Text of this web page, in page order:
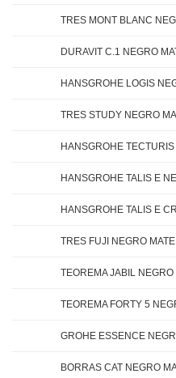
TRES MONT BLANC
DURAVIT C.1 NEGRO
HANSGROHE LOGIS
TRES STUDY NEGRO
HANSGROHE
HANSGROHE TALIS E
HANSGROHE TALIS E
TRES FUJI NEGRO MATE
TEOREMA JABIL NEGRO
TEOREMA FORTY 5
GROHE ESSENCE
BORRAS CAT NEGRO